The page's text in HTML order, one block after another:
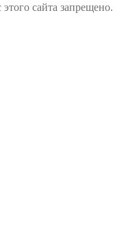
сайта запрещено.